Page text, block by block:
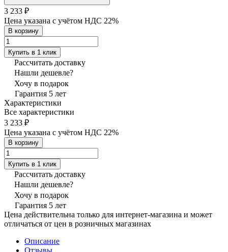
3 233 ₽
Цена указана с учётом НДС 22%
В корзину
Купить в 1 клик
Рассчитать доставку
Нашли дешевле?
Хочу в подарок
Гарантия 5 лет
Характеристики
Все характеристики
3 233 ₽
Цена указана с учётом НДС 22%
В корзину
Купить в 1 клик
Рассчитать доставку
Нашли дешевле?
Хочу в подарок
Гарантия 5 лет
Цена действительна только для интернет-магазина и может
отличаться от цен в розничных магазинах
Описание
Отзывы